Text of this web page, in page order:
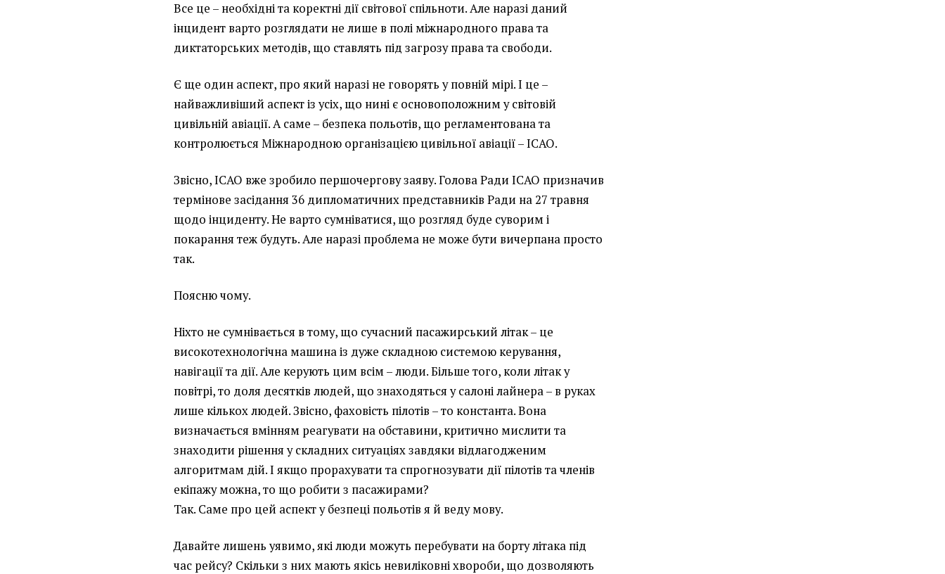
Все це – необхідні та коректні дії світової спільноти. Але наразі даний
інцидент варто розглядати не лише в полі міжнародного права та
диктаторських методів, що ставлять під загрозу права та свободи.
Є ще один аспект, про який наразі не говорять у повній мірі. І це –
найважливіший аспект із усіх, що нині є основоположним у світовій
цивільній авіації. А саме – безпека польотів, що регламентована та
контролюється Міжнародною організацією цивільної авіації – ІСАО.
Звісно, ІСАО вже зробило першочергову заяву. Голова Ради ІСАО призначив
термінове засідання 36 дипломатичних представників Ради на 27 травня
щодо інциденту. Не варто сумніватися, що розгляд буде суворим і
покарання теж будуть. Але наразі проблема не може бути вичерпана просто
так.
Поясню чому.
Ніхто не сумнівається в тому, що сучасний пасажирський літак – це
високотехнологічна машина із дуже складною системою керування,
навігації та дії. Але керують цим всім – люди. Більше того, коли літак у
повітрі, то доля десятків людей, що знаходяться у салоні лайнера – в руках
лише кількох людей. Звісно, фаховість пілотів – то константа. Вона
визначається вмінням реагувати на обставини, критично мислити та
знаходити рішення у складних ситуаціях завдяки відлагодженим
алгоритмам дій. І якщо прорахувати та спрогнозувати дії пілотів та членів
екіпажу можна, то що робити з пасажирами?
Так. Саме про цей аспект у безпеці польотів я й веду мову.
Давайте лишень уявимо, які люди можуть перебувати на борту літака під
час рейсу? Скільки з них мають якісь невиліковні хвороби, що дозволяють